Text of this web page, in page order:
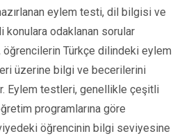
eylem testi, dil bilgisi ve
odaklanan sorular
Türkçe dilindeki eylem
üzerine bilgi ve becerilerini
Eylem testleri, genellikle çeşitli
programlarına göre
öğrencinin bilgi seviyesine